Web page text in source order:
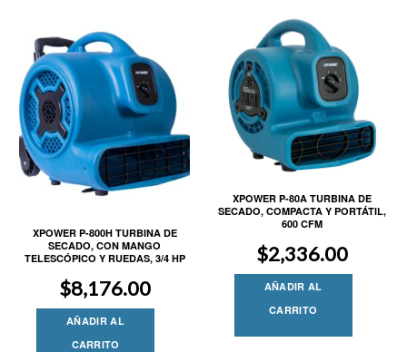
XPOWER P-800H TURBINA DE
SECADO, CON MANGO
TELESCÓPICO Y RUEDAS, 3/4 HP
$8,176.00
AÑADIR AL
CARRITO
XPOWER P-80A TURBINA DE
SECADO, COMPACTA Y PORTÁTIL,
600 CFM
$2,336.00
AÑADIR AL
CARRITO